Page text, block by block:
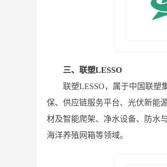
三、联塑LESSO
联塑LESSO，属于中国联塑
保、供应链服务平台、光伏新能
材及智能爬架、净水设备、防水
海洋养殖网箱等领域。